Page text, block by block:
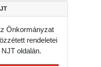
Önkormányzat
rendeletei
NJT oldalán.